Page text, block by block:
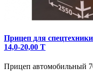
Прицеп для
14,0-20,00 Т
Прицеп автомобильный